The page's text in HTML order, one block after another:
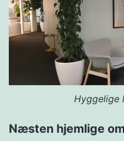
Hyggelige
Næsten hjemlige